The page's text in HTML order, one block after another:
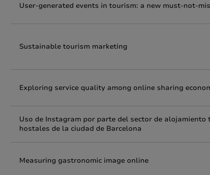
User-generated events in tourism: a new must-not-
Sustainable tourism marketing
Exploring service quality among online sharing
Uso de Instagram por parte del sector de
hostales de la ciudad de Barcelona
Measuring gastronomic image online